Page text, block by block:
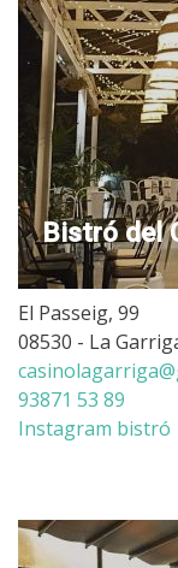
Bistró del
El Passeig, 99
08530 - La
93871 53 89
Instagram bistró